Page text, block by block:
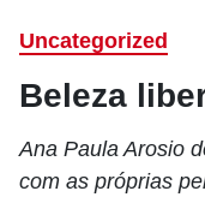
Uncategorized
Beleza
Ana Paula Arosio
com as próprias